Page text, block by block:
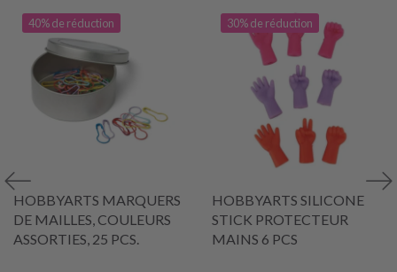
40% de réduction
HOBBYARTS MARQUERS
DE MAILLES, COULEURS
ASSORTIES, 25 PCS.
30% de réduction
HOBBYARTS SILICONE
STICK PROTECTEUR
MAINS 6 PCS